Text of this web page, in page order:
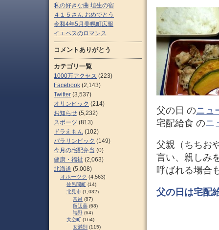
父の日 のニュ
宅配給食 のニ
父親（ちちお
言い、親しみ
呼ばれる場合
父の日は宅配
私の好きな曲 埴生の宿
４１５さん おめでとう
令和4年5月美幌町広報
イエペスのロマンス
コメントありがとう
カテゴリ一覧
1000万アクセス (223)
Facebook (2,143)
Twitter (3,537)
オリンピック (214)
お知らせ (5,232)
スポーツ (813)
ドラえもん (102)
パラリンピック (149)
今月の宅配弁当 (0)
健康・福祉 (2,063)
北海道 (5,008)
オホーツク (4,563)
佐呂間町 (14)
北見市 (1,032)
常呂 (87)
留辺蘂 (68)
端野 (64)
大空町 (164)
女満別 (115)